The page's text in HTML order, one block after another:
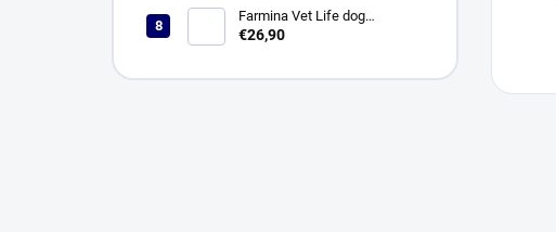
Farmina Vet Life dog
Hypoallergenic fish & potato 2
€26,90